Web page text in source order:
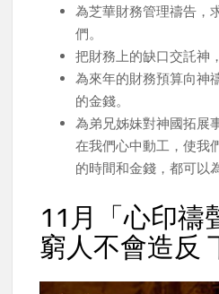
為芝華財務管理禱告，
們。
把財務上的缺口交託神
為來年的財務預算向神
的金錢。
為弟兄姊妹對神國拓展
在我們心中動工，使我
的時間和金錢，都可以
11月「心印禱
窮人不會造反